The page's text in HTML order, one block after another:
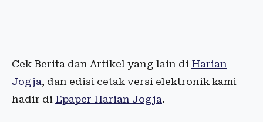
Cek Berita dan Artikel yang lain di Harian
Jogja, dan edisi cetak versi elektronik kami
hadir di Epaper Harian Jogja.